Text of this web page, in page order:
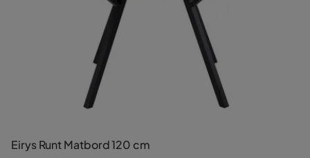
Eirys Runt Matbord 120 cm